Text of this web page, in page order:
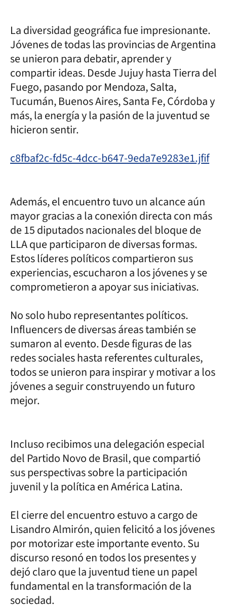
La diversidad geográfica fue impresionante.
Jóvenes de todas las provincias de Argentina
se unieron para debatir, aprender y
compartir ideas. Desde Jujuy hasta Tierra del
Fuego, pasando por Mendoza, Salta,
Tucumán, Buenos Aires, Santa Fe, Córdoba y
más, la energía y la pasión de la juventud se
hicieron sentir.
c8fbaf2c-fd5c-4dcc-b647-9eda7e9283e1.jfif
Además, el encuentro tuvo un alcance aún
mayor gracias a la conexión directa con más
de 15 diputados nacionales del bloque de
LLA que participaron de diversas formas.
Estos líderes políticos compartieron sus
experiencias, escucharon a los jóvenes y se
comprometieron a apoyar sus iniciativas.
No solo hubo representantes políticos.
Influencers de diversas áreas también se
sumaron al evento. Desde figuras de las
redes sociales hasta referentes culturales,
todos se unieron para inspirar y motivar a los
jóvenes a seguir construyendo un futuro
mejor.
Incluso recibimos una delegación especial
del Partido Novo de Brasil, que compartió
sus perspectivas sobre la participación
juvenil y la política en América Latina.
El cierre del encuentro estuvo a cargo de
Lisandro Almirón, quien felicitó a los jóvenes
por motorizar este importante evento. Su
discurso resonó en todos los presentes y
dejó claro que la juventud tiene un papel
fundamental en la transformación de la
sociedad.